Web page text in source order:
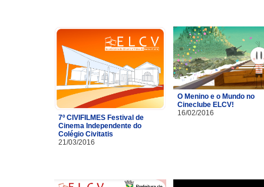
7º CIVIFILMES Festival de
Cinema Independente do
Colégio Civitatis
21/03/2016
O Menino e o Mundo no
Cineclube ELCV!
16/02/2016